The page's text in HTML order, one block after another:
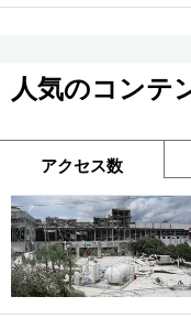
人気のコンテ
アクセス数